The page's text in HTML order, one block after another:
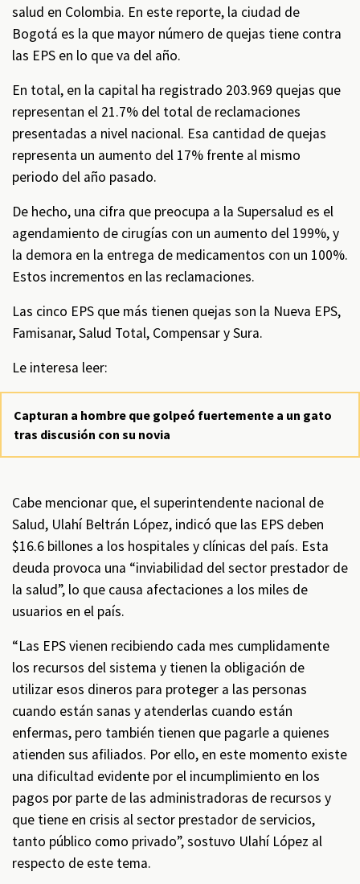
salud en Colombia. En este reporte, la ciudad de
Bogotá es la que mayor número de quejas tiene contra
las EPS en lo que va del año.
En total, en la capital ha registrado 203.969 quejas que
representan el 21.7% del total de reclamaciones
presentadas a nivel nacional. Esa cantidad de quejas
representa un aumento del 17% frente al mismo
periodo del año pasado.
De hecho, una cifra que preocupa a la Supersalud es el
agendamiento de cirugías con un aumento del 199%, y
la demora en la entrega de medicamentos con un 100%.
Estos incrementos en las reclamaciones.
Las cinco EPS que más tienen quejas son la Nueva EPS,
Famisanar, Salud Total, Compensar y Sura.
Le interesa leer:
Capturan a hombre que golpeó fuertemente a un gato
tras discusión con su novia
Cabe mencionar que, el superintendente nacional de
Salud, Ulahí Beltrán López, indicó que las EPS deben
$16.6 billones a los hospitales y clínicas del país. Esta
deuda provoca una “inviabilidad del sector prestador de
la salud”, lo que causa afectaciones a los miles de
usuarios en el país.
“Las EPS vienen recibiendo cada mes cumplidamente
los recursos del sistema y tienen la obligación de
utilizar esos dineros para proteger a las personas
cuando están sanas y atenderlas cuando están
enfermas, pero también tienen que pagarle a quienes
atienden sus afiliados. Por ello, en este momento existe
una dificultad evidente por el incumplimiento en los
pagos por parte de las administradoras de recursos y
que tiene en crisis al sector prestador de servicios,
tanto público como privado”, sostuvo Ulahí López al
respecto de este tema.